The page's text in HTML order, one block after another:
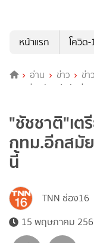
หน้าแรก
โควิด-
อ่าน ข่าว ข่า
กทม.อีกสมัย เปิดตัวทีม
"ชัชชาติ"เ
กทม.อีกสมั
นี้
TNN ช่อง16
15 พฤษภาคม